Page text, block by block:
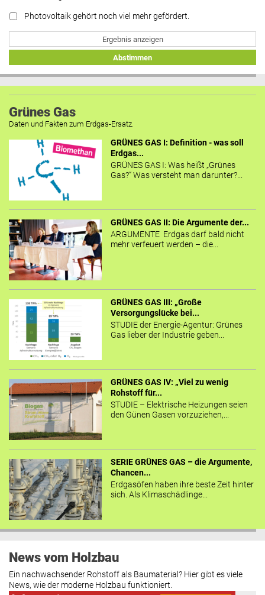
Photovoltaik gehört noch viel mehr gefördert.
Ergebnis anzeigen
Abstimmen
Grünes Gas
Daten und Fakten zum Erdgas-Ersatz.
GRÜNES GAS I: Definition - was soll
Erdgas...
GRÜNES GAS I: Was heißt „Grünes
Gas?“ Was versteht man darunter?...
GRÜNES GAS II: Die Argumente der...
ARGUMENTE Erdgas darf bald nicht
mehr verfeuert werden – die...
GRÜNES GAS III: „Große
Versorgungslücke bei...
STUDIE der Energie-Agentur: Grünes
Gas lieber der Industrie geben...
GRÜNES GAS IV: „Viel zu wenig
Rohstoff für...
STUDIE – Elektrische Heizungen seien
den Günen Gasen vorzuziehen,...
SERIE GRÜNES GAS – die Argumente,
Chancen...
Erdgasöfen haben ihre beste Zeit hinter
sich. Als Klimaschädlinge...
News vom Holzbau
Ein nachwachsender Rohstoff als Baumaterial? Hier gibt es viele
News, wie der moderne Holzbau funktioniert.